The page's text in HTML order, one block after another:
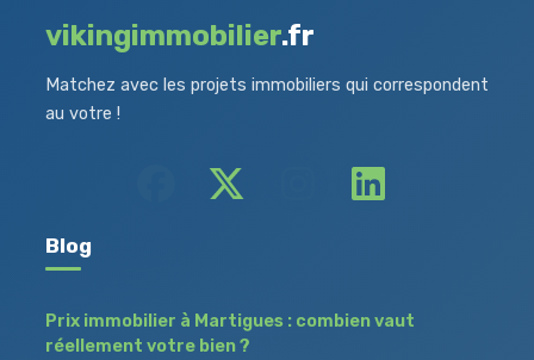
vikingimmobilier.fr
Matchez avec les projets immobiliers qui correspondent
au votre !
Blog
Prix immobilier à Martigues : combien vaut
réellement votre bien ?